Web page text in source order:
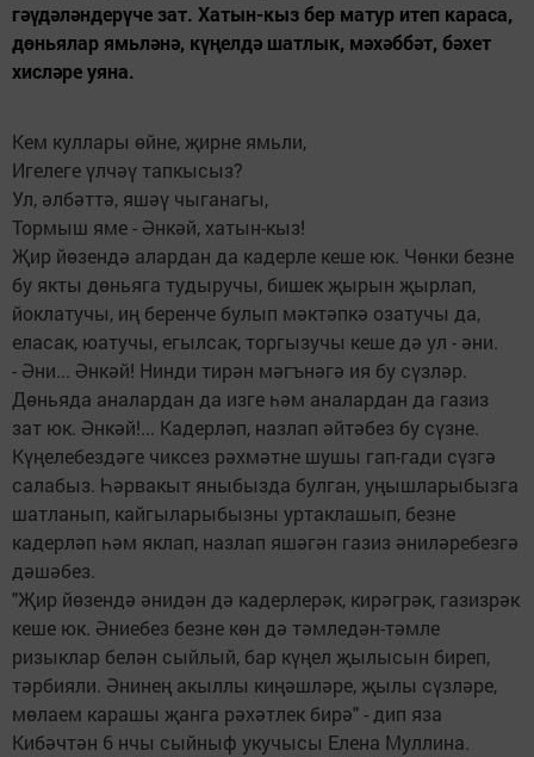
гәүдәләндерүче зат. Хатын-кыз бер матур итеп караса,
дөньялар ямьләнә, күңелдә шатлык, мәхәббәт, бәхет
хисләре уяна.
Кем куллары өйне, җирне ямьли,
Игелеге үлчәү тапкысыз?
Ул, әлбәттә, яшәү чыганагы,
Тормыш яме - Әнкәй, хатын-кыз!
Җир йөзендә алардан да кадерле кеше юк. Чөнки безне
бу якты дөньяга тудыручы, бишек җырын җырлап,
йоклатучы, иң беренче булып мәктәпкә озатучы да,
еласак, юатучы, егылсак, торгызучы кеше дә ул - әни.
- Әни... Әнкәй! Нинди тирән мәгънәгә ия бу сүзләр.
Дөньяда аналардан да изге һәм аналардан да газиз
зат юк. Әнкәй!... Кадерләп, назлап әйтәбез бу сүзне.
Күңелебездәге чиксез рәхмәтне шушы гап-гади сүзгә
салабыз. Һәрвакыт яныбызда булган, уңышларыбызга
шатланып, кайгыларыбызны уртаклашып, безне
кадерләп һәм яклап, назлап яшәгән газиз әниләребезгә
дәшәбез.
"Җир йөзендә әнидән дә кадерлерәк, кирәгрәк, газизрәк
кеше юк. Әниебез безне көн дә тәмледән-тәмле
ризыклар белән сыйлый, бар күңел җылысын биреп,
тәрбияли. Әнинең акыллы киңәшләре, җылы сүзләре,
мөлаем карашы җанга рәхәтлек бирә" - дип яза
Кибәчтән 6 нчы сыйныф укучысы Елена Муллина.